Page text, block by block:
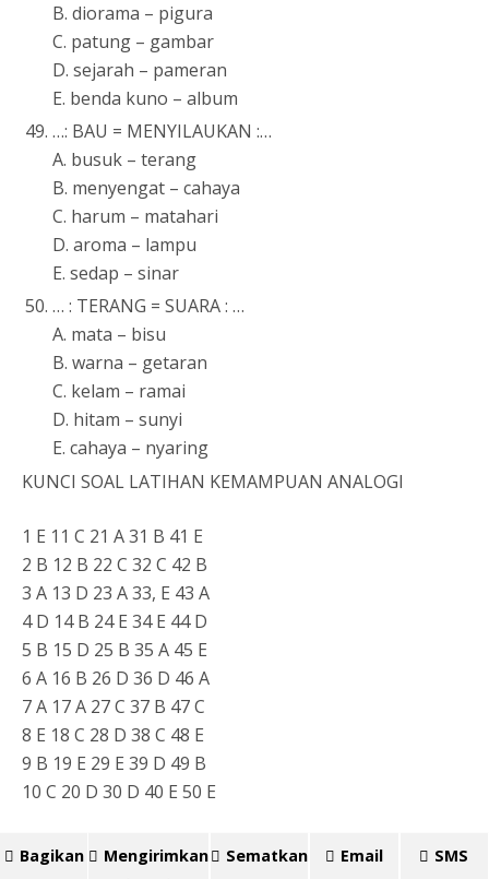
B. diorama – pigura
C. patung – gambar
D. sejarah – pameran
E. benda kuno – album
…: BAU = MENYILAUKAN :…
A. busuk – terang
B. menyengat – cahaya
C. harum – matahari
D. aroma – lampu
E. sedap – sinar
… : TERANG = SUARA : …
A. mata – bisu
B. warna – getaran
C. kelam – ramai
D. hitam – sunyi
E. cahaya – nyaring
KUNCI SOAL LATIHAN KEMAMPUAN ANALOGI
1 E 11 C 21 A 31 B 41 E
2 B 12 B 22 C 32 C 42 B
3 A 13 D 23 A 33, E 43 A
4 D 14 B 24 E 34 E 44 D
5 B 15 D 25 B 35 A 45 E
6 A 16 B 26 D 36 D 46 A
7 A 17 A 27 C 37 B 47 C
8 E 18 C 28 D 38 C 48 E
9 B 19 E 29 E 39 D 49 B
10 C 20 D 30 D 40 E 50 E
Bagikan
Mengirimkan
Sematkan Email SMS